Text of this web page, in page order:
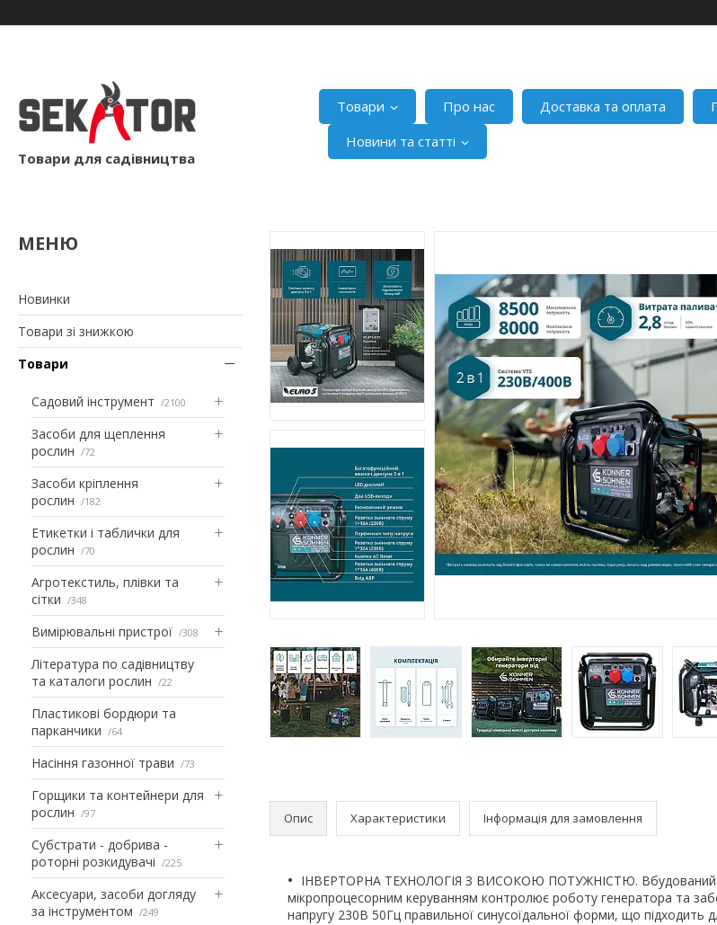
Товари для садівництва
Товари Про нас Доставка та оплата
Новини та статті
Новинки
Товари зі знижкою
Товари
Садовий інструмент 2100
Засоби для щеплення
рослин
72
Засоби кріплення
рослин
182
Етикетки і таблички для
рослин
70
Агротекстиль, плівки та
сітки
348
Вимірювальні пристрої 308
Література по садівництву
та каталоги рослин
22
Пластикові бордюри та
парканчики
64
Насіння газонної трави 73
Горщики та контейнери для
рослин
97
Субстрати - добрива -
роторні розкидувачі
225
Аксесуари, засоби догляду
за інструментом
249
Опис Характеристики Інформація для замовлення
ІНВЕРТОРНА ТЕХНОЛОГІЯ З ВИСОКОЮ ПОТУЖНІСТЮ. Вбудований
мікропроцесорним керуванням контролює роботу генератора та
напругу 230В 50Гц правильної синусоїдальної форми, що підходить